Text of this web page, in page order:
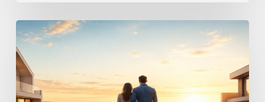
Zwischen
zwei
Immobilien:
Erst
erwerben,